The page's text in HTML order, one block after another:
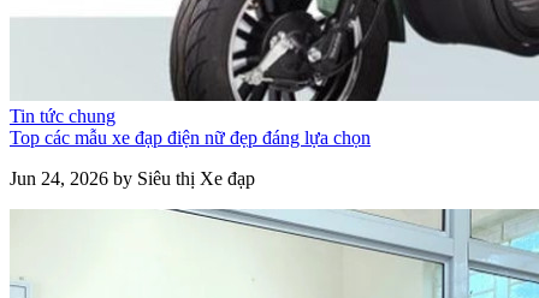
Tin tức chung
Top các mẫu xe đạp điện nữ đẹp đáng lựa chọn
Jun 24, 2026 by Siêu thị Xe đạp